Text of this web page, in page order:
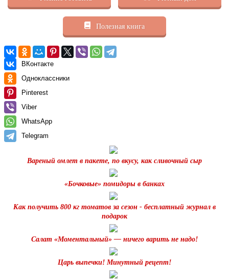
Полезная книга
ВКонтакте
Одноклассники
Pinterest
Viber
WhatsApp
Telegram
Вареный омлет в пакете, по вкусу, как сливочный сыр
«Бочковые» помидоры в банках
Как получить 800 кг томатов за сезон - бесплатный журнал в
подарок
Салат «Моментальный» — ничего варить не надо!
Царь выпечки! Минутный рецепт!